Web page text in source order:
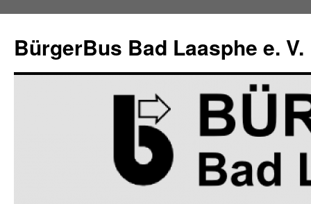
springen
BürgerBus Bad Laasphe e. V.